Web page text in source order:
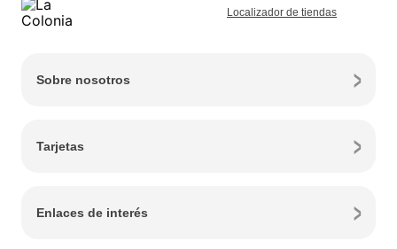
Localizador de tiendas
Sobre nosotros
Tarjetas
Enlaces de interés